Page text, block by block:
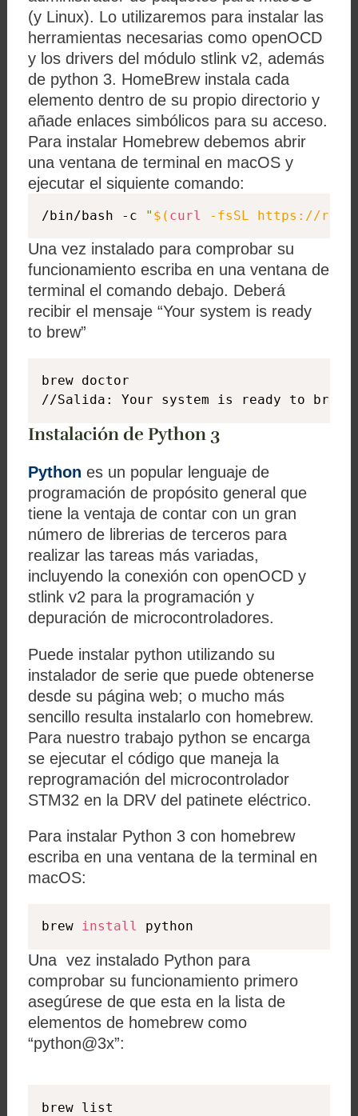
(y Linux). Lo utilizaremos para instalar las
herramientas necesarias como openOCD
y los drivers del módulo stlink v2, además
de python 3. HomeBrew instala cada
elemento dentro de su propio directorio y
añade enlaces simbólicos para su acceso.
Para instalar Homebrew debemos abrir
una ventana de terminal en macOS y
ejecutar el siquiente comando:
/bin/bash -c " $( curl -fsSL https://
Una vez instalado para comprobar su
funcionamiento escriba en una ventana de
terminal el comando debajo. Deberá
recibir el mensaje “Your system is ready
to brew”
brew doctor
//Salida: Your system is ready to brew.
Instalación de Python 3
Python es un popular lenguaje de
programación de propósito general que
tiene la ventaja de contar con un gran
número de librerias de terceros para
realizar las tareas más variadas,
incluyendo la conexión con openOCD y
stlink v2 para la programación y
depuración de microcontroladores.
Puede instalar python utilizando su
instalador de serie que puede obtenerse
desde su página web; o mucho más
sencillo resulta instalarlo con homebrew.
Para nuestro trabajo python se encarga
se ejecutar el código que maneja la
reprogramación del microcontrolador
STM32 en la DRV del patinete eléctrico.
Para instalar Python 3 con homebrew
escriba en una ventana de la terminal en
macOS:
brew install python
Una vez instalado Python para
comprobar su funcionamiento primero
asegúrese de que esta en la lista de
elementos de homebrew como
“python@3x”:
brew list